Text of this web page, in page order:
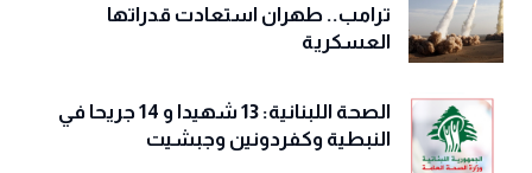
ترامب.. طهران استعادت قدراتها
العسكرية
الصحة اللبنانية: 13 شهيدا و 14 جريحا في
النبطية وكفردونين وجبشيت